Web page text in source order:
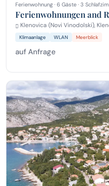
Ferienwohnung · 6 Gäste · 3
Ferienwohnungen and
Klenovica (Novi Vinodolski),
Klimaanlage WLAN Meerblick
auf Anfrage